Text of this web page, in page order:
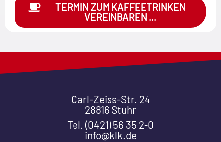
TERMIN ZUM KAFFEETRINKEN
VEREINBAREN ...
Carl-Zeiss-Str. 24
28816 Stuhr
Tel. (0421) 56 35 2-0
info@klk.de